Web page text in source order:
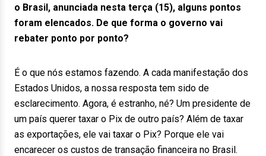
o Brasil, anunciada nesta terça (15), alguns pontos
foram elencados. De que forma o governo vai
rebater ponto por ponto?
É o que nós estamos fazendo. A cada manifestação dos
Estados Unidos, a nossa resposta tem sido de
esclarecimento. Agora, é estranho, né? Um presidente de
um país querer taxar o Pix de outro país? Além de taxar
as exportações, ele vai taxar o Pix? Porque ele vai
encarecer os custos de transação financeira no Brasil.